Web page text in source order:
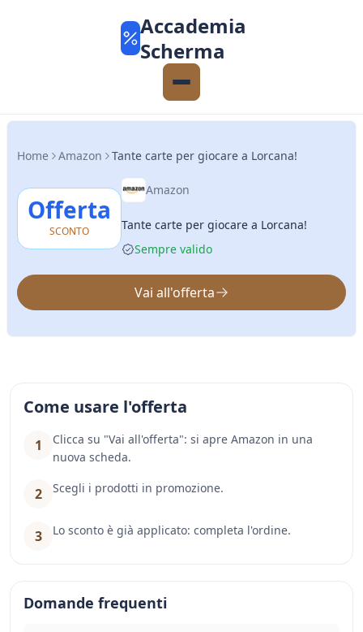
Accademia
Scherma
Home Amazon Tante carte per giocare a Lorcana!
Offerta
SCONTO
Amazon
Tante carte per giocare a Lorcana!
Sempre valido
Vai all'offerta
Come usare l'offerta
1
Clicca su "Vai all'offerta": si apre Amazon in una
nuova scheda.
2 Scegli i prodotti in promozione.
3 Lo sconto è già applicato: completa l'ordine.
Domande frequenti